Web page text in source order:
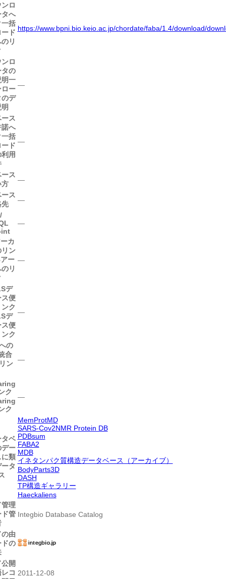
ロ
へ
一括
ド
リ
https://www.bpni.bio.keio.ac.jp/chordate/faba/1.4/download/
ロ
の
一
ー
デ
―
ス
へ
一括
ド
用
―
ス
―
ス
―
―
カ
ン
ー
リ
―
デ
便
ク
デ
便
ク
―
の
合
ン ―
ク
ク
―
ベ
ー
類
タ
MemProtMD
SARS-Cov2NMR Protein DB
PDBsum
FABA2
MDB
イネタンパク質構造データベース（アーカイブ）
BodyParts3D
DASH
TP構造ギャラリー
Haeckaliens
理
管 Integbio Database Catalog
由
の
開
コ 2011-12-08